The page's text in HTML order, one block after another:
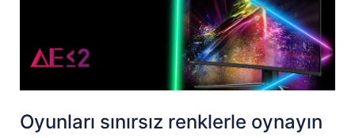
Oyunları sınırsız renklerle oynayın